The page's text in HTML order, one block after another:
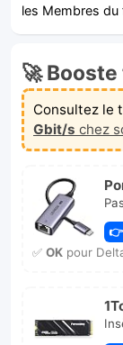
les Membres du
🚀
Consultez le
Gbit/s chez
✅ OKpour